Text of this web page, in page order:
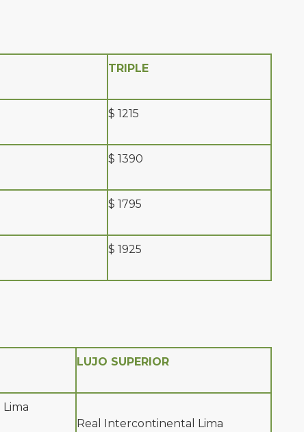
TRIPLE
$ 1215
$ 1390
$ 1795
$ 1925
LUJO SUPERIOR
Real Intercontinental Lima